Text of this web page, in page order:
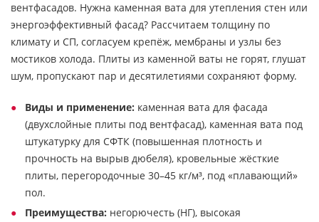
вентфасадов. Нужна каменная вата для утепления стен или
энергоэффективный фасад? Рассчитаем толщину по
климату и СП, согласуем крепёж, мембраны и узлы без
мостиков холода. Плиты из каменной ваты не горят, глушат
шум, пропускают пар и десятилетиями сохраняют форму.
Виды и применение: каменная вата для фасада
(двухслойные плиты под вентфасад), каменная вата под
штукатурку для СФТК (повышенная плотность и
прочность на вырыв дюбеля), кровельные жёсткие
плиты, перегородочные 30–45 кг/м³, под «плавающий»
пол.
Преимущества: негорючесть (НГ), высокая